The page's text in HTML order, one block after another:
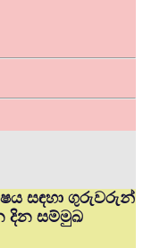
සඳහා ගුරුවරුන්
දින සම්මුඛ